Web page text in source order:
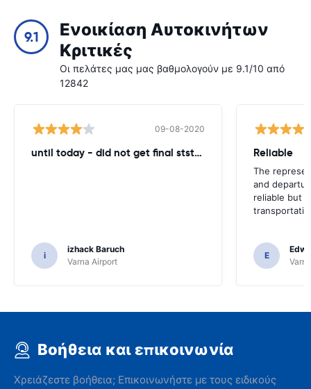
9.1
Ενοικίαση Αυτοκινήτων
Κριτικές
Οι πελάτες μας μας βαθμολογούν με 9.1/10 από
12842
09-08-2020
until today - did not get final ststemant of the rent !!
i
izhack Baruch
Varna Airport
Reliable
The
and
reliable but
E
Βοήθεια και επικοινωνία
Χρειάζεστε βοήθεια; Επικοινωνήστε με τους ειδικούς